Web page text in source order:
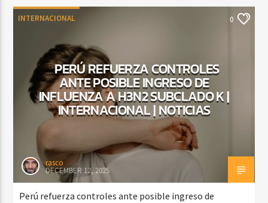
TITLE
CURRENT SHOW
BACHATA PARA EL CAMINO
5:00 PM 7:00 PM
Beone Radio
INTERNACIONAL 0
PERÚ REFUERZA CONTROLES
ANTE POSIBLE INGRESO DE
INFLUENZA A H3N2 SUBCLADO K |
INTERNACIONAL | NOTICIAS
rasco
DECEMBER 12, 2025
Perú refuerza controles ante posible ingreso de